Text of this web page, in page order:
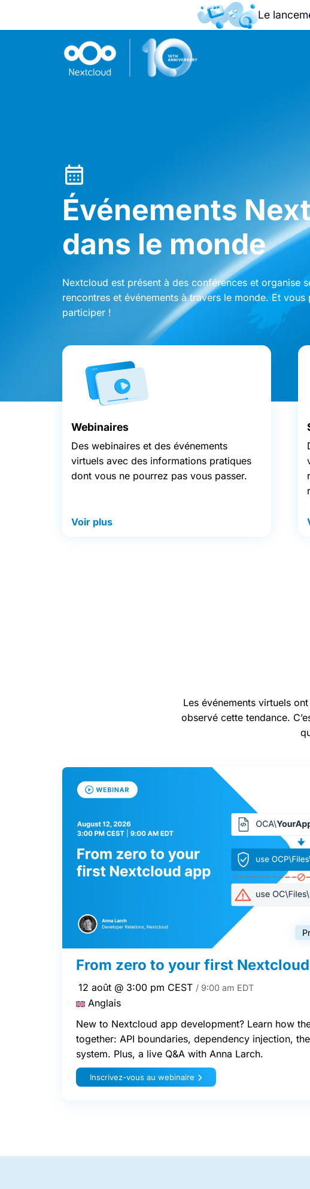
Le
Événements
dans le monde
Nextcloud est présent à des conférences et organise
rencontres et événements à travers le monde. Et vous
participer !
Webinaires
Des webinaires et des événements
virtuels avec des informations pratiques
dont vous ne pourrez pas vous passer.
Voir plus
Les événements virtuels
observé cette tendance.
From zero to your first
12 août @ 3:00 pm CEST / 9:00 am EDT
Anglais
New to Nextcloud app development? Learn how
together: API boundaries, dependency injection,
system. Plus, a live Q&A with Anna Larch.
Inscrivez-vous au webinaire